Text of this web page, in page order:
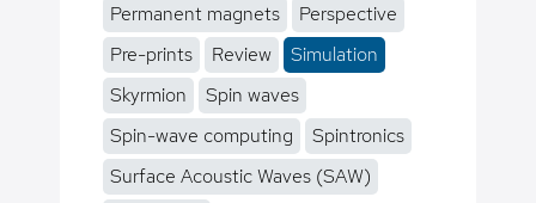
Permanent magnets
Perspective
Pre-prints
Review
Simulation
Skyrmion
Spin waves
Spin-wave computing
Spintronics
Surface Acoustic Waves (SAW)